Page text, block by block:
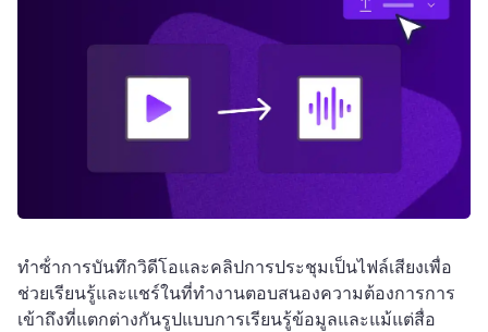
ทําซ้ําการบันทึกวิดีโอและคลิปการประชุมเป็นไฟล์เสียงเพื่อ
ช่วยเรียนรู้และแชร์ในที่ทํางานตอบสนองความต้องการการ
เข้าถึงที่แตกต่างกันรูปแบบการเรียนรู้ข้อมูลและแม้แต่สื่อ